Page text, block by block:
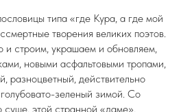
типа «где Кура, а где мой
творения великих поэтов.
и строим, украшаем и обновляем,
новыми асфальтовыми тропами,
разноцветный, действительно
зеленый зимой. Со
этой странной «даме»,